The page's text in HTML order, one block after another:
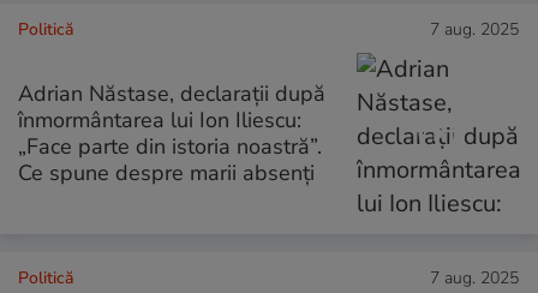
Politică 7 aug. 2025
Adrian Năstase, declarații după
înmormântarea lui Ion Iliescu:
„Face parte din istoria noastră”.
Ce spune despre marii absenți
Politică 7 aug. 2025